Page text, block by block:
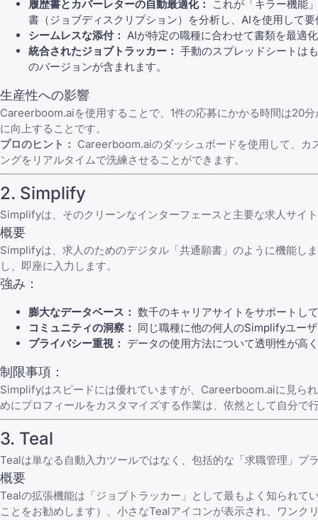
履歴書とカバーレターの自動最適化：
これが「キラー機能
書（ジョブディスクリプション）を分析し、AIを使用して
シームレスな添付： AIが特定の職種に合わせて書類を最適
統合されたジョブトラッカー： 手動のスプレッドシートは
のバージョンが含まれます。
生産性への影響
Careerboom.aiを使用することで、1件の応募にかかる時間は20
に向上することです。
プロのヒント： Careerboom.aiのダッシュボードを使用して、カ
ングをリアルタイムで洗練させることができます。
2. Simplify
Simplifyは、そのクリーンなインターフェースと主要な求人サイ
概要
Simplifyは、求人のためのデジタル「共通願書」のように機能し
し、即座に入力します。
強み：
膨大なデータベース： 数千のキャリアサイトをサポートし
コミュニティの洞察： 同じ職種に他の何人のSimplifyユー
プライバシー重視： データの使用方法について透明性が高
制限事項：
Simplifyはスピードには優れていますが、Careerboom.aiに見ら
めにプロフィールをカスタマイズする作業は、依然として自分で
3. Teal
Tealは単なる自動入力ツールではなく、包括的な「求職管理」
概要
Tealの拡張機能は「ジョブトラッカー」として最もよく知られ
ことをお勧めします）、小さなTealアイコンが表示され、ワン